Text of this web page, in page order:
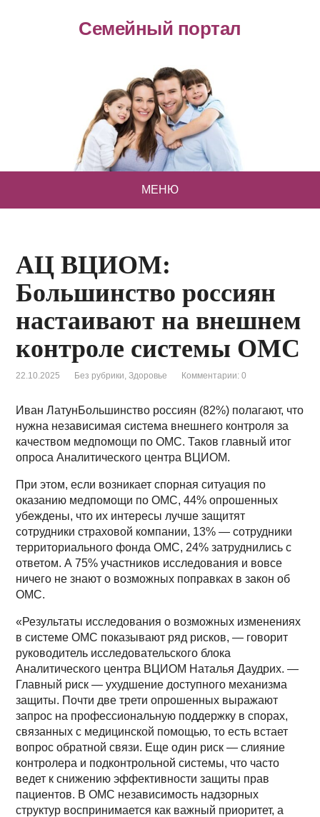
Семейный портал
МЕНЮ
АЦ ВЦИОМ:
Большинство россиян
настаивают на внешнем
контроле системы ОМС
22.10.2025 Без рубрики ,Здоровье Комментарии: 0
Иван ЛатунБольшинство россиян (82%) полагают, что
нужна независимая система внешнего контроля за
качеством медпомощи по ОМС. Таков главный итог
опроса Аналитического центра ВЦИОМ.
При этом, если возникает спорная ситуация по
оказанию медпомощи по ОМС, 44% опрошенных
убеждены, что их интересы лучше защитят
сотрудники страховой компании, 13% — сотрудники
территориального фонда ОМС, 24% затруднились с
ответом. А 75% участников исследования и вовсе
ничего не знают о возможных поправках в закон об
ОМС.
«Результаты исследования о возможных изменениях
в системе ОМС показывают ряд рисков, — говорит
руководитель исследовательского блока
Аналитического центра ВЦИОМ Наталья Даудрих. —
Главный риск — ухудшение доступного механизма
защиты. Почти две трети опрошенных выражают
запрос на профессиональную поддержку в спорах,
связанных с медицинской помощью, то есть встает
вопрос обратной связи. Еще один риск — слияние
контролера и подконтрольной системы, что часто
ведет к снижению эффективности защиты прав
пациентов. В ОМС независимость надзорных
структур воспринимается как важный приоритет, а